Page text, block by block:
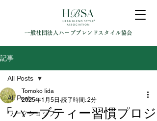
一般社団法人ハーブブレンドスタイル協会
記事
All Posts
ワークショップ
All Posts
「ハーブティー習慣プロジ
Tomoko Iida
2025年1月5日 読了時間: 2分